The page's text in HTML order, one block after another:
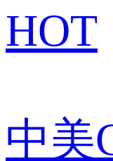
HOT
中美